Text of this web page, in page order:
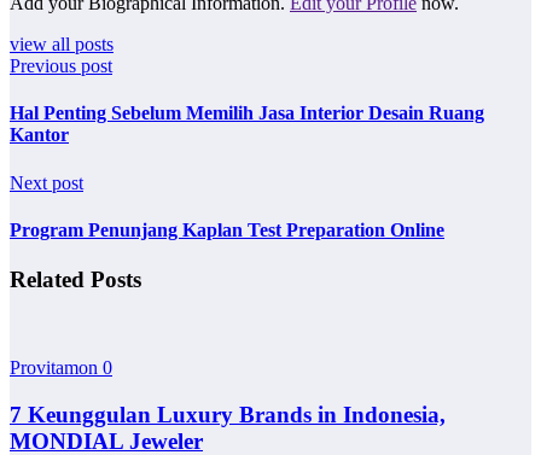
view all posts
Previous post
Hal Penting Sebelum Memilih Jasa Interior Desain Ruang
Kantor
Next post
Program Penunjang Kaplan Test Preparation Online
Related Posts
Provitamon 0
7 Keunggulan Luxury Brands in Indonesia,
MONDIAL Jeweler